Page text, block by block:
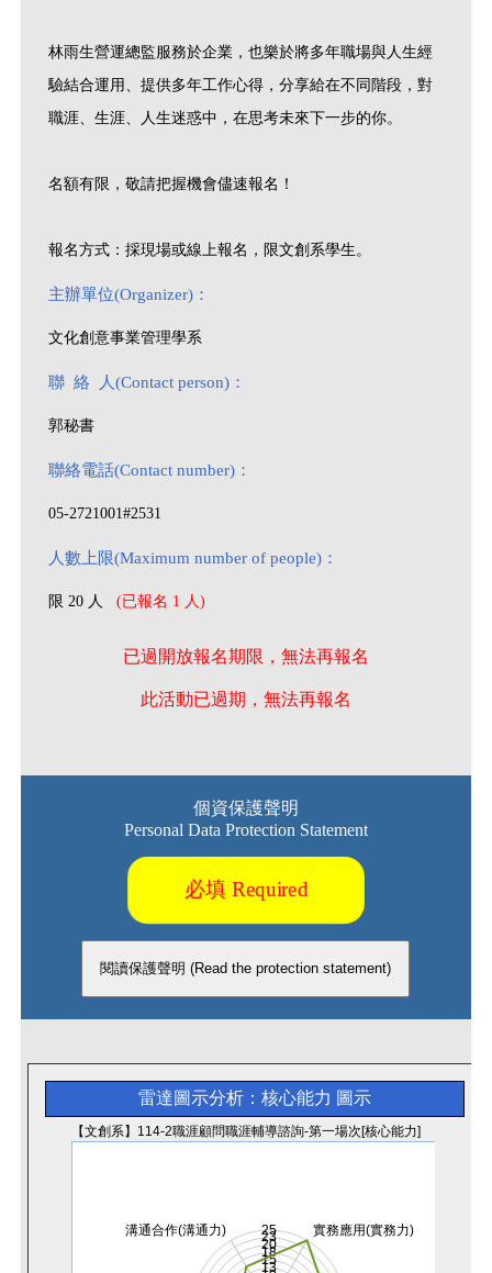
林雨生營運總監服務於企業，也樂於將多年職場與人生經
驗結合運用、提供多年工作心得，分享給在不同階段，對
職涯、生涯、人生迷惑中，在思考未來下一步的你。
名額有限，敬請把握機會儘速報名！
報名方式：採現場或線上報名，限文創系學生。
主辦單位(Organizer)：
文化創意事業管理學系
聯 絡 人(Contact person)：
郭秘書
聯絡電話(Contact number)：
05-2721001#2531
人數上限(Maximum number of people)：
限 20 人 (已報名 1 人)
已過開放報名期限，無法再報名
此活動已過期，無法再報名
個資保護聲明
Personal Data Protection Statement
必填 Required
雷達圖示分析：核心能力 圖示